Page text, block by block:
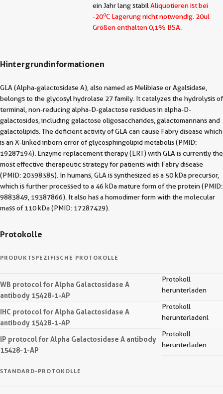
ein Jahr lang stabil Aliquotieren ist bei
-20oC Lagerung nicht notwendig. 20ul
Größen enthalten 0,1% BSA.
Hintergrundinformationen
GLA (Alpha-galactosidase A), also named as Melibiase or Agalsidase,
belongs to the glycosyl hydrolase 27 family. It catalyzes the hydrolysis of
terminal, non-reducing alpha-D-galactose residues in alpha-D-
galactosides, including galactose oligosaccharides, galactomannans and
galactolipids. The deficient activity of GLA can cause Fabry disease which
is an X-linked inborn error of glycosphingolipid metabolis (PMID:
19287194). Enzyme replacement therapy (ERT) with GLA is currently the
most effective therapeutic strategy for patients with Fabry disease
(PMID: 20398385). In humans, GLA is synthesized as a 50 kDa precursor,
which is further processed to a 46 kDa mature form of the protein (PMID:
9883849, 19387866). It also has a homodimer form with the molecular
mass of 110 kDa (PMID: 17287429).
Protokolle
PRODUKTSPEZIFISCHE PROTOKOLLE
WB protocol for Alpha Galactosidase A
antibody 15428-1-AP
Protokoll
herunterladen
IHC protocol for Alpha Galactosidase A
antibody 15428-1-AP
Protokoll
herunterladenl
IP protocol for Alpha Galactosidase A antibody
15428-1-AP
Protokoll
herunterladen
STANDARD-PROTOKOLLE